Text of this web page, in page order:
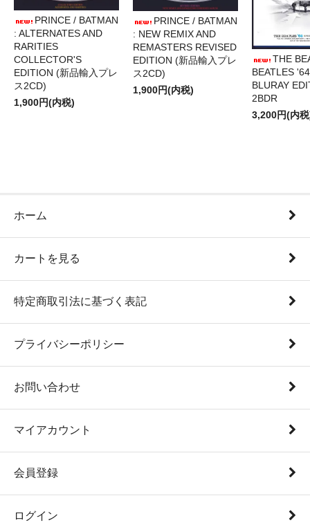
PRINCE / BATMAN
: ALTERNATES AND
RARITIES
COLLECTOR'S
EDITION (新品輸入プレ
ス2CD)
1,900円(内税)
PRINCE / BATMAN
: NEW REMIX AND
REMASTERS REVISED
EDITION (新品輸入プレ
ス2CD)
1,900円(内税)
THE
BEATLES
BLURAY
2BDR
3,200円(内
ホーム
カートを見る
特定商取引法に基づく表記
プライバシーポリシー
お問い合わせ
マイアカウント
会員登録
ログイン